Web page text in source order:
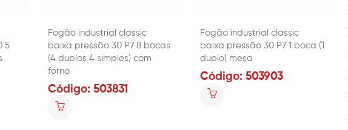
5
Fogão industrial classic
baixa pressão 30 P7 8 bocas
(4 duplos 4 simples) com
forno
Código: 503831
Fogão industrial classic
baixa pressão 30 P7 1 boca (1
duplo) mesa
Código: 503903